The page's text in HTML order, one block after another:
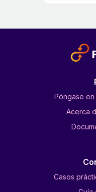
Póngase
Acerca
Casos